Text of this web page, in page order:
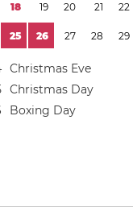
18 19 20 21 22
25 26 27 28 29
Christmas Eve
Christmas Day
Boxing Day